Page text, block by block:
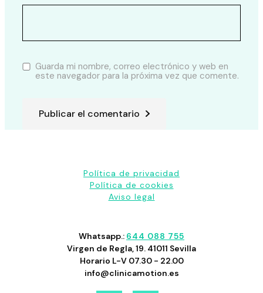
Guarda mi nombre, correo electrónico y web en
este navegador para la próxima vez que comente.
Publicar el comentario
Política de privacidad
Política de cookies
Aviso legal
Whatsapp.: 644 088 755
Virgen de Regla, 19. 41011 Sevilla
Horario L-V 07.30 - 22.00
info@clinicamotion.es